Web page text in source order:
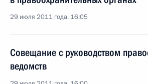
29 июля 2011 года, 16:05
Совещание с руководством
ведомств